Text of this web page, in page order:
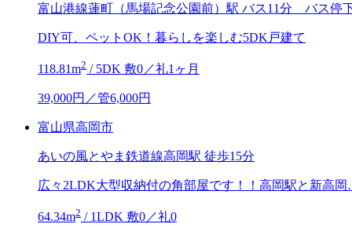
富山港線蓮町（馬場記念公園前）駅 バス11分 バス停
DIY可、ペットOK！暮らしを楽しむ5DK戸建て
118.81m2 / 5DK 敷0／礼1ヶ月
39,000円／管6,000円
富山県高岡市
あいの風とやま鉄道線高岡駅 徒歩15分
広々2LDK大型収納付の角部屋です！！高岡駅と新高
64.34m2 / 1LDK 敷0／礼0